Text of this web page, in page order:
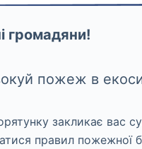
громадяни!
пожеж в
закликає вас
правил пожежної